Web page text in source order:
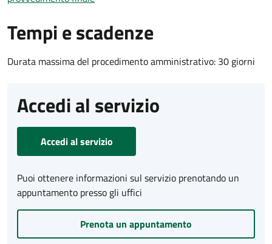
Tempi e scadenze
Durata massima del procedimento amministrativo: 30 giorni
Accedi al servizio
Accedi al servizio
Puoi ottenere informazioni sul servizio prenotando un
appuntamento presso gli uffici
Prenota un appuntamento